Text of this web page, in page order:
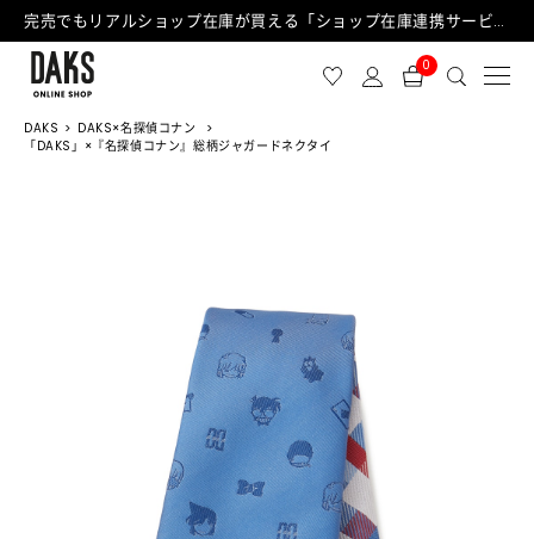
完売でもリアルショップ在庫が買える「ショップ在庫連携サービス」が日中もご利用可能になりました！
0
DAKS
DAKS×名探偵コナン
「DAKS」×『名探偵コナン』総柄ジャガードネクタイ